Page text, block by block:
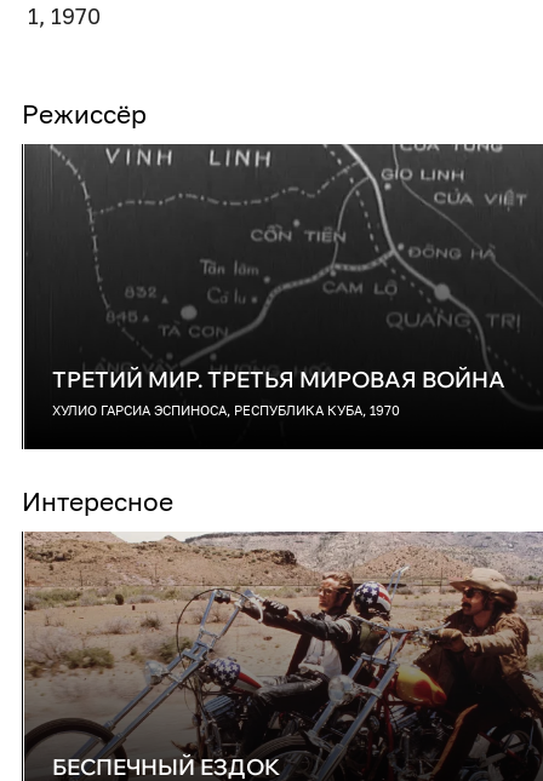
1, 1970
Режиссёр
ТРЕТИЙ МИР. ТРЕТЬЯ МИРОВАЯ ВОЙНА
ХУЛИО ГАРСИА ЭСПИНОСА, РЕСПУБЛИКА КУБА, 1970
Интересное
БЕСПЕЧНЫЙ ЕЗДОК